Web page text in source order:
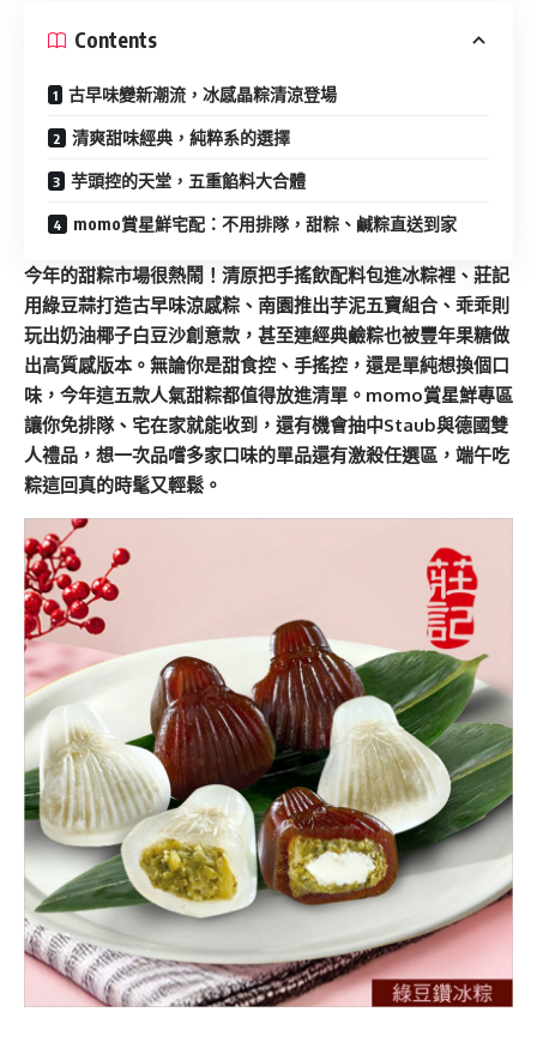
Contents
古早味變新潮流，冰感晶粽清涼登場
清爽甜味經典，純粹系的選擇
芋頭控的天堂，五重餡料大合體
momo賞星鮮宅配：不用排隊，甜粽、鹹粽直送到家
今年的甜粽市場很熱鬧！清原把手搖飲配料包進冰粽裡、莊記
用綠豆蒜打造古早味涼感粽、南園推出芋泥五寶組合、乖乖則
玩出奶油椰子白豆沙創意款，甚至連經典鹼粽也被豐年果糖做
出高質感版本。無論你是甜食控、手搖控，還是單純想換個口
味，今年這五款人氣甜粽都值得放進清單。 momo賞星鮮專區
讓你免排隊、宅在家就能收到，還有機會抽中Staub與德國雙
人禮品，想一次品嚐多家口味的單品還有激殺任選區 ，端午吃
粽這回真的時髦又輕鬆。